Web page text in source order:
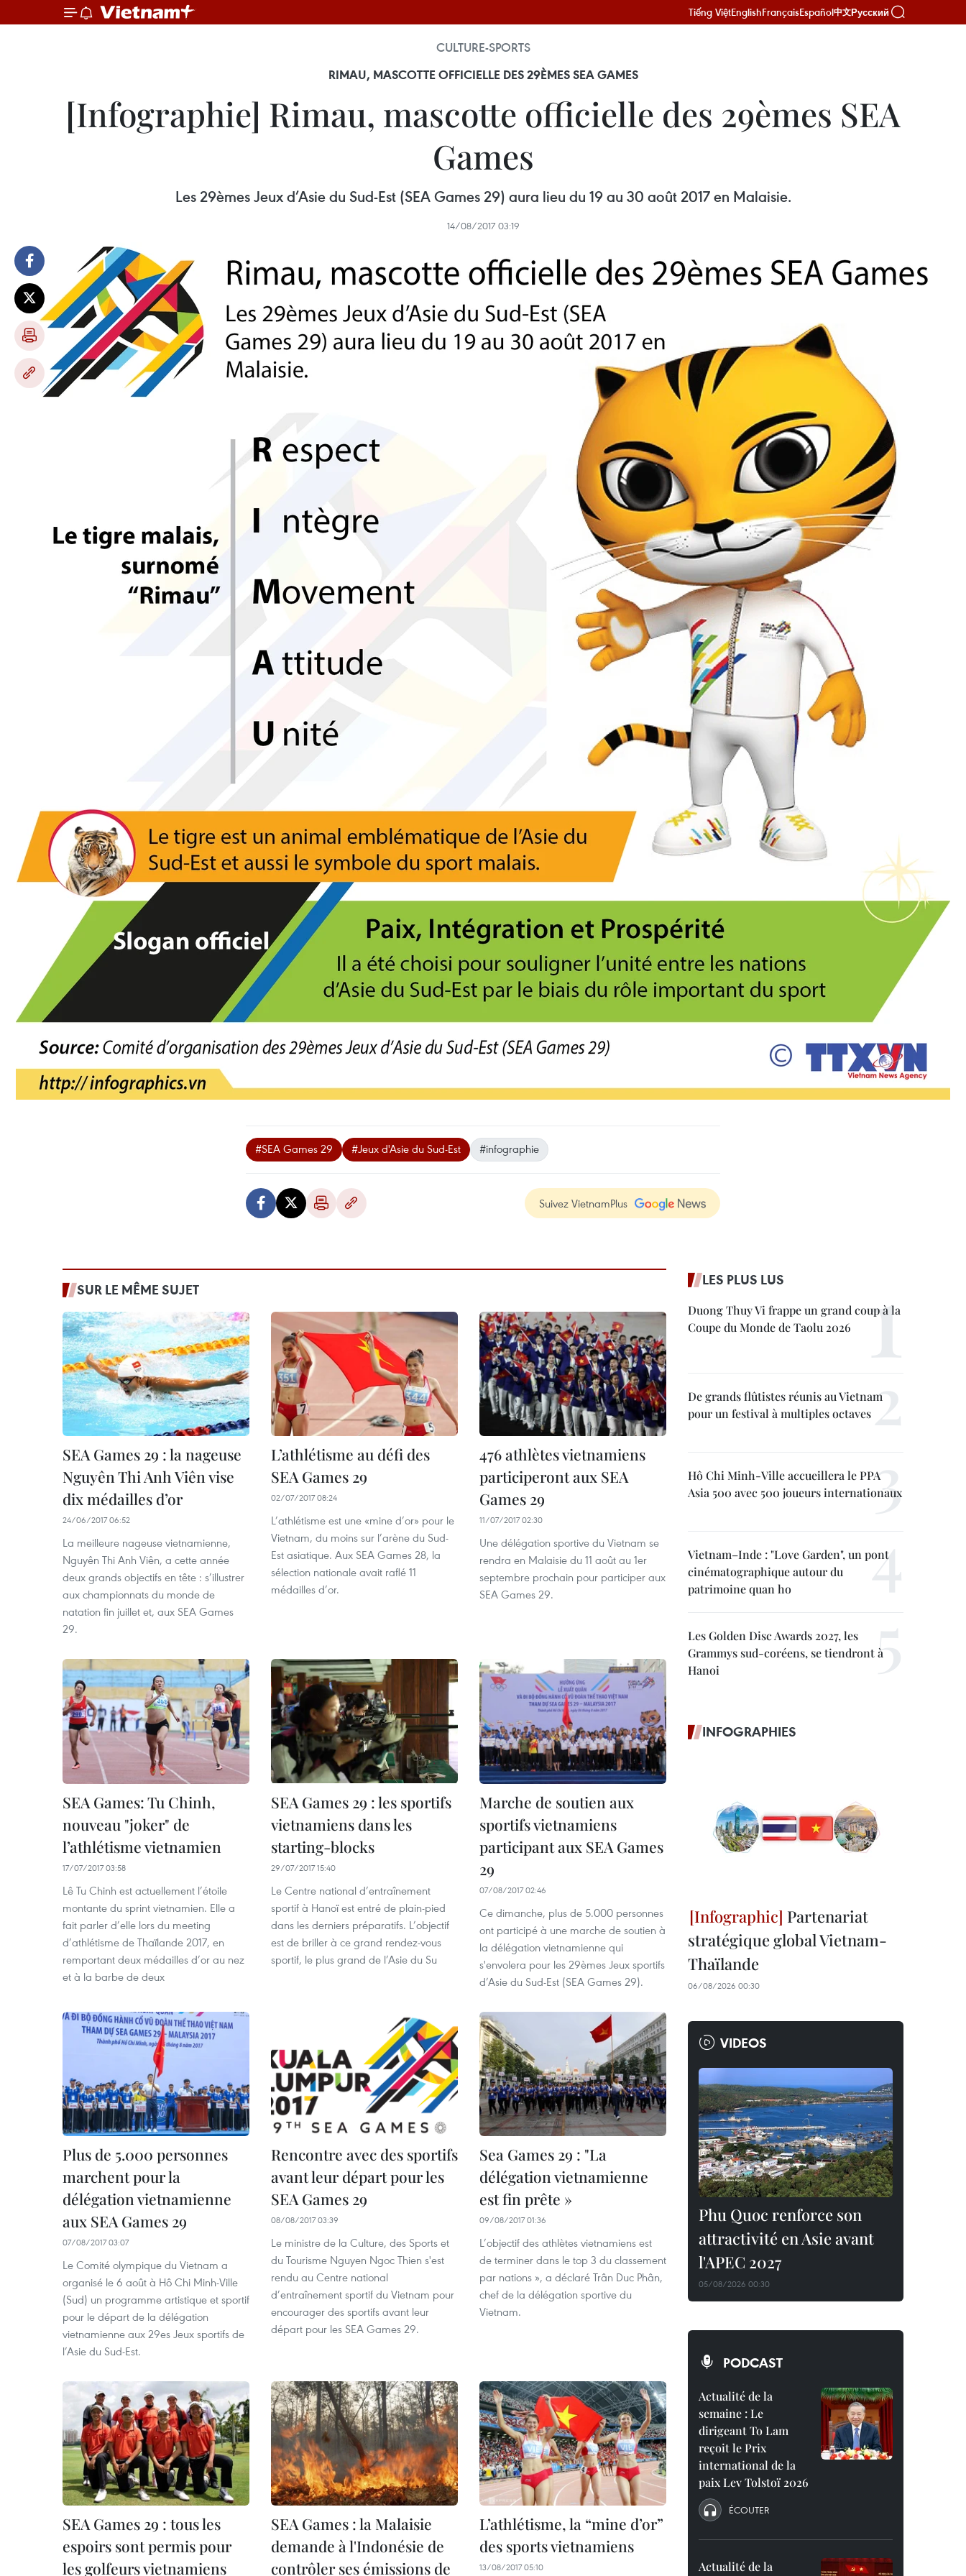
Tiếng ViệtEnglishFrançaisEspañol中文Русский
CULTURE-SPORTS
RIMAU, MASCOTTE OFFICIELLE DES 29ÈMES SEA GAMES
[Infographie] Rimau, mascotte officielle des 29èmes SEA
Games
Les 29èmes Jeux d’Asie du Sud-Est (SEA Games 29) aura lieu du 19 au 30 août 2017 en Malaisie.
14/08/2017 03:19
#SEA Games 29 #Jeux d'Asie du Sud-Est #infographie
Suivez VietnamPlus
SUR LE MÊME SUJET
SEA Games 29 : la nageuse
Nguyên Thi Anh Viên vise
dix médailles d’or
24/06/2017 06:52
La meilleure nageuse vietnamienne,
Nguyên Thi Anh Viên, a cette année
deux grands objectifs en tête : s’illustrer
aux championnats du monde de
natation fin juillet et, aux SEA Games
29.
L’athlétisme au défi des
SEA Games 29
02/07/2017 08:24
L’athlétisme est une «mine d’or» pour le
Vietnam, du moins sur l’arène du Sud-
Est asiatique. Aux SEA Games 28, la
sélection nationale avait raflé 11
médailles d’or.
476 athlètes vietnamiens
participeront aux SEA
Games 29
11/07/2017 02:30
Une délégation sportive du Vietnam se
rendra en Malaisie du 11 août au 1er
septembre prochain pour participer aux
SEA Games 29.
SEA Games: Tu Chinh,
nouveau "joker" de
l’athlétisme vietnamien
17/07/2017 03:58
Lê Tu Chinh est actuellement l’étoile
montante du sprint vietnamien. Elle a
fait parler d’elle lors du meeting
d’athlétisme de Thaïlande 2017, en
remportant deux médailles d’or au nez
et à la barbe de deux
SEA Games 29 : les sportifs
vietnamiens dans les
starting-blocks
29/07/2017 15:40
Le Centre national d’entraînement
sportif à Hanoï est entré de plain-pied
dans les derniers préparatifs. L’objectif
est de briller à ce grand rendez-vous
sportif, le plus grand de l’Asie du Su
Marche de soutien aux
sportifs vietnamiens
participant aux SEA Games
29
07/08/2017 02:46
Ce dimanche, plus de 5.000 personnes
ont participé à une marche de soutien à
la délégation vietnamienne qui
s'envolera pour les 29èmes Jeux sportifs
d’Asie du Sud-Est (SEA Games 29).
Plus de 5.000 personnes
marchent pour la
délégation vietnamienne
aux SEA Games 29
07/08/2017 03:07
Le Comité olympique du Vietnam a
organisé le 6 août à Hô Chi Minh-Ville
(Sud) un programme artistique et sportif
pour le départ de la délégation
vietnamienne aux 29es Jeux sportifs de
l’Asie du Sud-Est.
Rencontre avec des sportifs
avant leur départ pour les
SEA Games 29
08/08/2017 03:39
Le ministre de la Culture, des Sports et
du Tourisme Nguyen Ngoc Thien s'est
rendu au Centre national
d’entraînement sportif du Vietnam pour
encourager des sportifs avant leur
départ pour les SEA Games 29.
Sea Games 29 : "La
délégation vietnamienne
est fin prête »
09/08/2017 01:36
L’objectif des athlètes vietnamiens est
de terminer dans le top 3 du classement
par nations », a déclaré Trân Duc Phân,
chef de la délégation sportive du
Vietnam.
SEA Games 29 : tous les
espoirs sont permis pour
les golfeurs vietnamiens
SEA Games : la Malaisie
demande à l'Indonésie de
contrôler ses émissions de
L’athlétisme, la “mine d’or”
des sports vietnamiens
13/08/2017 05:10
LES PLUS LUS
Duong Thuy Vi frappe un grand coup à la
Coupe du Monde de Taolu 2026
De grands flûtistes réunis au Vietnam
pour un festival à multiples octaves
Hô Chi Minh-Ville accueillera le PPA
Asia 500 avec 500 joueurs internationaux
Vietnam–Inde : "Love Garden", un pont
cinématographique autour du
patrimoine quan ho
Les Golden Disc Awards 2027, les
Grammys sud-coréens, se tiendront à
Hanoi
INFOGRAPHIES
Partenariat
stratégique global Vietnam-
Thaïlande
06/08/2026 00:30
VIDEOS
Phu Quoc renforce son
attractivité en Asie avant
l'APEC 2027
05/08/2026 00:30
PODCAST
Actualité de la
semaine : Le
dirigeant To Lam
reçoit le Prix
international de la
paix Lev Tolstoï 2026
ÉCOUTER
Actualité de la